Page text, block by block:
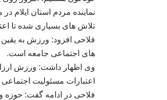
نماینده مردم استان
تلاش های بسیاری شده تا
فلاحی افزود: ورزش به
های اجتماعی جامعه است.
وی اظهار داشت: ورزش
اعتبارات مسئولیت
فلاحی در ادامه گفت: حوزه